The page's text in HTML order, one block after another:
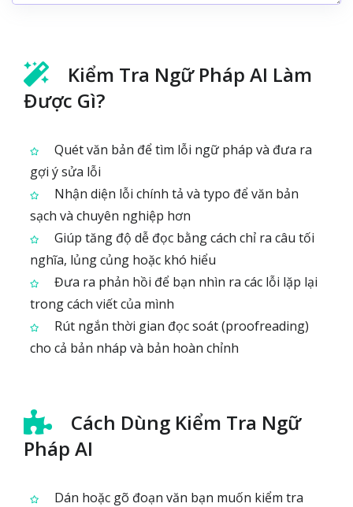
Kiểm Tra Ngữ Pháp AI Làm
Được Gì?
Quét văn bản để tìm lỗi ngữ pháp và đưa ra
gợi ý sửa lỗi
Nhận diện lỗi chính tả và typo để văn bản
sạch và chuyên nghiệp hơn
Giúp tăng độ dễ đọc bằng cách chỉ ra câu tối
nghĩa, lủng củng hoặc khó hiểu
Đưa ra phản hồi để bạn nhìn ra các lỗi lặp lại
trong cách viết của mình
Rút ngắn thời gian đọc soát (proofreading)
cho cả bản nháp và bản hoàn chỉnh
Cách Dùng Kiểm Tra Ngữ
Pháp AI
Dán hoặc gõ đoạn văn bạn muốn kiểm tra